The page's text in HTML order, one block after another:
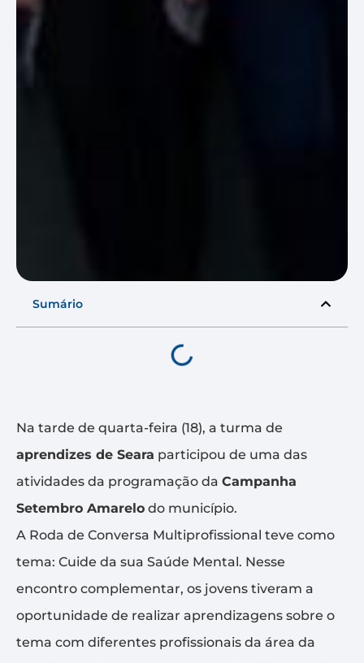
Sumário
Na tarde de quarta-feira (18), a turma de
aprendizes de Seara participou de uma das
atividades da programação da Campanha
Setembro Amarelo do município.
A Roda de Conversa Multiprofissional teve como
tema: Cuide da sua Saúde Mental. Nesse
encontro complementar, os jovens tiveram a
oportunidade de realizar aprendizagens sobre o
tema com diferentes profissionais da área da